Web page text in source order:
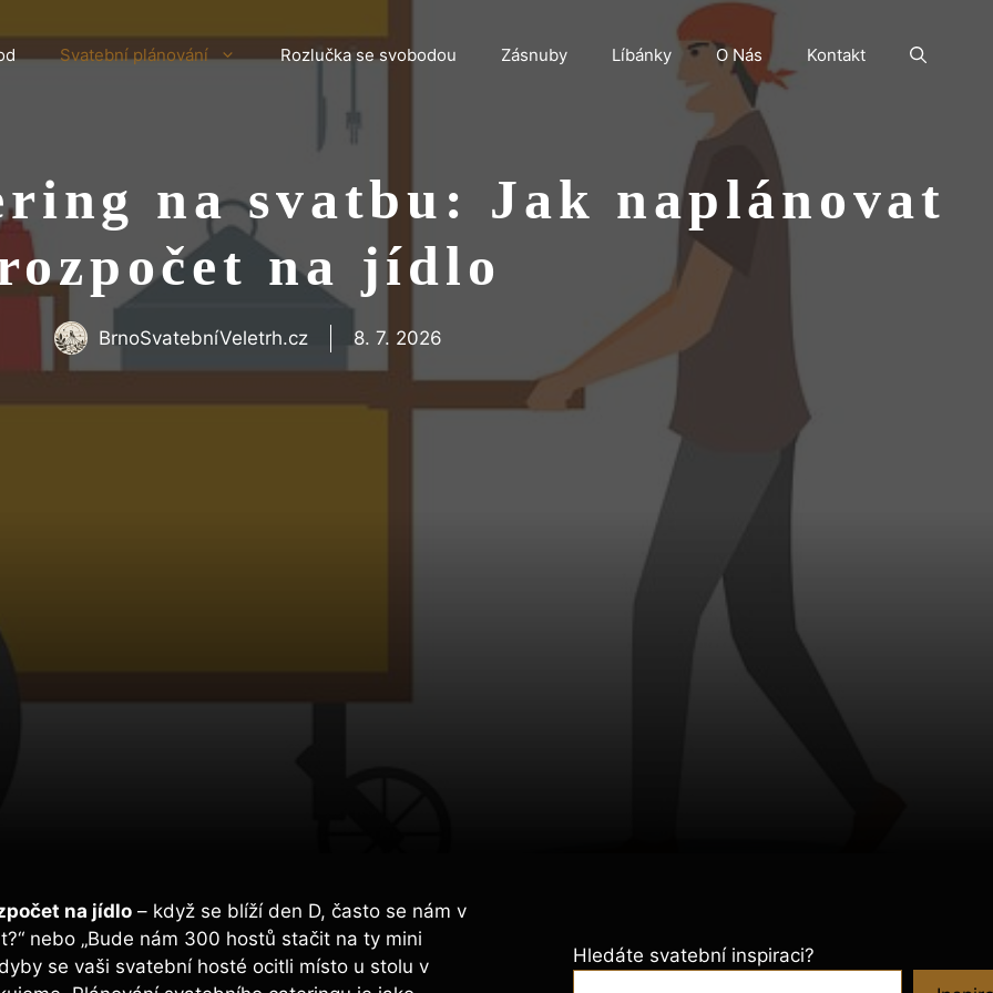
Svatební plánování Rozlučka se svobodou Zásnuby Líbánky O Nás Kontakt
na svatbu: Jak naplánovat
na jídlo
BrnoSvatebníVeletrh.cz 8. 7. 2026
na jídlo – když se blíží den D, často se nám v
nebo „Bude nám 300 hostů stačit na ty mini
se vaši svatební hosté ocitli místo u stolu v
Hledáte svatební inspiraci?